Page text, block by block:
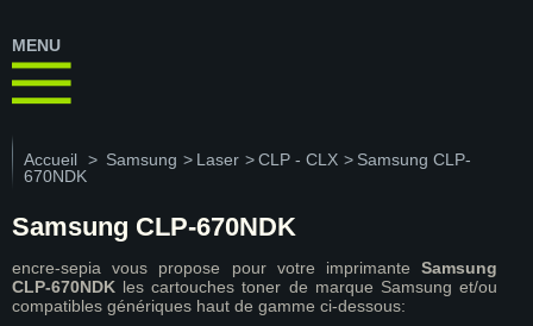
MENU
Accueil > Samsung > Laser >CLP - CLX > Samsung CLP-
670NDK
Samsung CLP-670NDK
encre-sepia vous propose pour votre imprimante Samsung
CLP-670NDK les cartouches toner de marque Samsung et/ou
compatibles génériques haut de gamme ci-dessous: